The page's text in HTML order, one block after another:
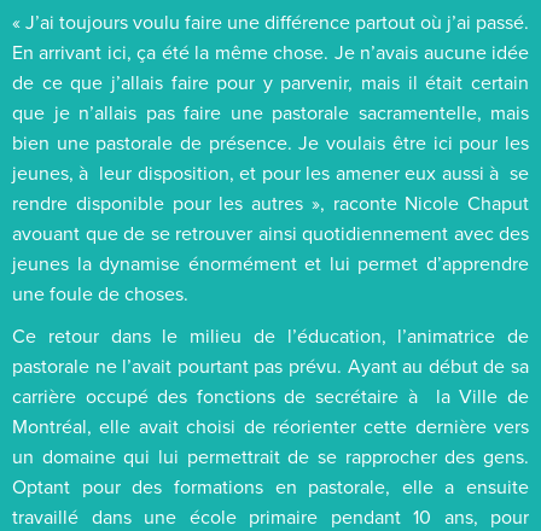
« J’ai toujours voulu faire une différence partout où j’ai passé.
En arrivant ici, ça été la même chose. Je n’avais aucune idée
de ce que j’allais faire pour y parvenir, mais il était certain
que je n’allais pas faire une pastorale sacramentelle, mais
bien une pastorale de présence. Je voulais être ici pour les
jeunes, à leur disposition, et pour les amener eux aussi à se
rendre disponible pour les autres », raconte Nicole Chaput
avouant que de se retrouver ainsi quotidiennement avec des
jeunes la dynamise énormément et lui permet d’apprendre
une foule de choses.
Ce retour dans le milieu de l’éducation, l’animatrice de
pastorale ne l’avait pourtant pas prévu. Ayant au début de sa
carrière occupé des fonctions de secrétaire à la Ville de
Montréal, elle avait choisi de réorienter cette dernière vers
un domaine qui lui permettrait de se rapprocher des gens.
Optant pour des formations en pastorale, elle a ensuite
travaillé dans une école primaire pendant 10 ans, pour